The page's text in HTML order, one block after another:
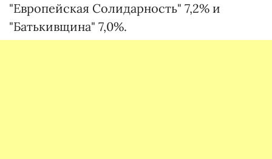
"Европейская Солидарность" 7,2% и
"Батькивщина" 7,0%.